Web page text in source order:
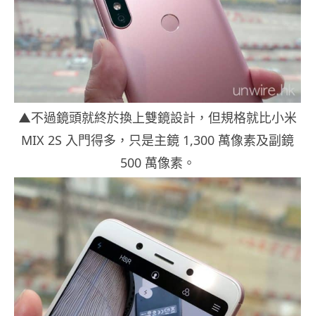
▲不過鏡頭就終於換上雙鏡設計，但規格就比小米
MIX 2S 入門得多，只是主鏡 1,300 萬像素及副鏡
500 萬像素。